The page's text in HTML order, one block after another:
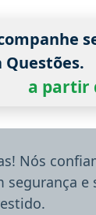
Questões.
a partir
Nós